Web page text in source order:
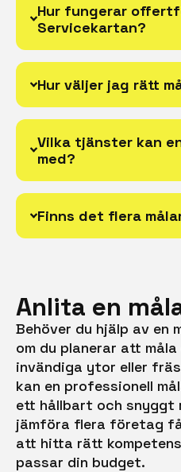
Hur fungerar
Servicekartan?
Hur väljer jag rätt
Vilka tjänster kan
med?
Finns det flera
Anlita en
Behöver du hjälp av en
om du planerar att
invändiga ytor eller
kan en professionell
ett hållbart och snyggt
jämföra flera företag
att hitta rätt
passar din budget.